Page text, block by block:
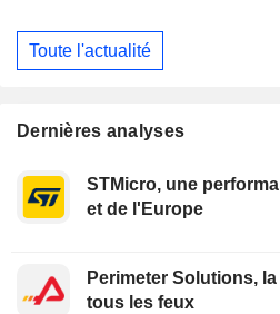
Toute l'actualité
Dernières analyses
STMicro, une
et de l'Europe
Perimeter Solutions,
tous les feux